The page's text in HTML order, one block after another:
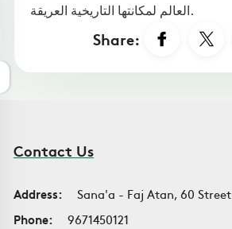
العالم لمكانتها التاريخية العريقة.
Share:
Contact Us
Address:
Sana'a - Faj Atan, 60 Street
Phone:
9671450121